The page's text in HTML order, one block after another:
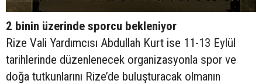
2 binin üzerinde sporcu bekleniyor
Rize Vali Yardımcısı Abdullah Kurt ise 11-13 Eylül
tarihlerinde düzenlenecek organizasyonla spor ve
doğa tutkunlarını Rize’de buluşturacak olmanın